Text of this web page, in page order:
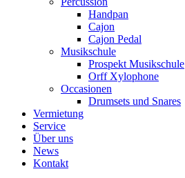
Handpan
Cajon
Cajon Pedal
Musikschule
Prospekt Musikschule
Orff Xylophone
Occasionen
Drumsets und Snares
Vermietung
Service
Über uns
News
Kontakt